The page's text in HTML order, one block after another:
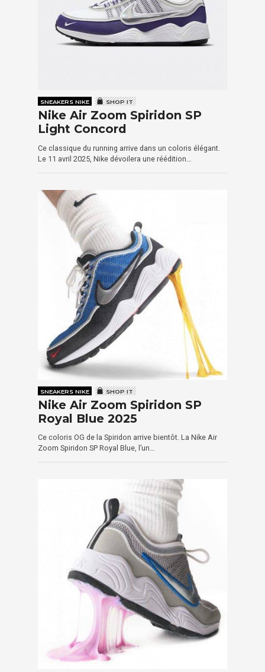
SNEAKERS NIKE SHOP IT
Nike Air Zoom Spiridon SP
Light Concord
Ce classique du running arrive dans un coloris élégant.
Le 11 avril 2025, Nike dévoilera une réédition…
SNEAKERS NIKE SHOP IT
Nike Air Zoom Spiridon SP
Royal Blue 2025
Ce coloris OG de la Spiridon arrive bientôt. La Nike Air
Zoom Spiridon SP Royal Blue, l’un…